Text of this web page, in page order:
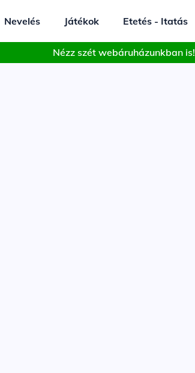
Nevelés Játékok Etetés - Itatás
Nézz szét webáruházunkban is!